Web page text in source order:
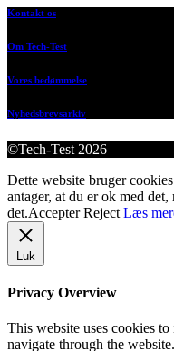
Kontakt os
Om Tech-Test
Vores bedømmelse
Nyhedsbrevsarkiv
©Tech-Test 2026
Dette website bruger
antager, at du er ok med
det.Accepter Reject Læs
Luk
Privacy Overview
This website uses cookies
navigate through the